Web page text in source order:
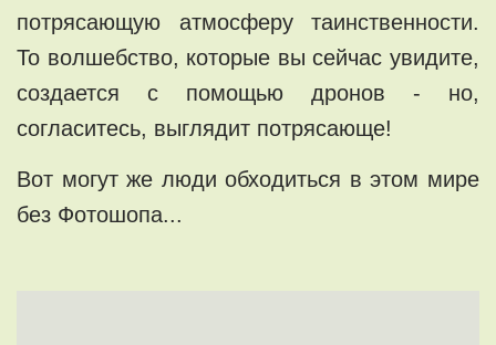
потрясающую атмосферу таинственности.
То волшебство, которые вы сейчас увидите,
создается с помощью дронов - но,
согласитесь, выглядит потрясающе!
Вот могут же люди обходиться в этом мире
без Фотошопа...